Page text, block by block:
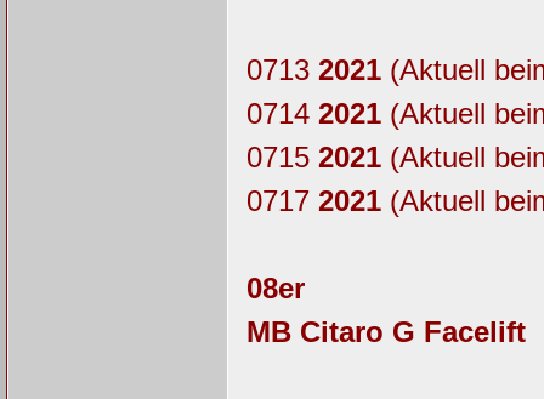
0713 2021(Aktuell
0714 2021(Aktuell
0715 2021(Aktuell
0717 2021(Aktuell
08er
MB Citaro G Facelift